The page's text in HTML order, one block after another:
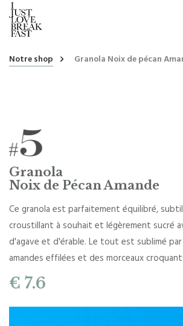
Notre shop Granola Noix de pécan
Granola
Noix de Pécan Amande
Ce granola est parfaitement équilibré,
croustillant à souhait et légèrement sucré
d'agave et d'érable. Le tout est sublimé
amandes effilées et des morceaux
€ 7.6